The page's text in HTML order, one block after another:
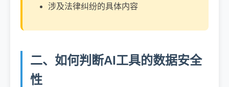
涉及法律纠纷的具体内容
二、如何判断AI工具的数据安全
性